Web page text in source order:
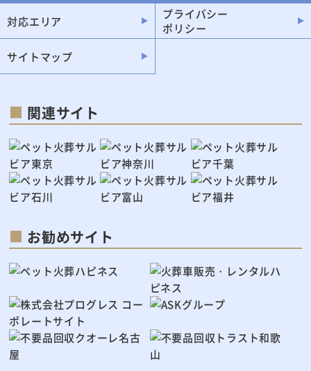
対応エリア
プライバシー
ポリシー
サイトマップ
関連サイト
お勧めサイト